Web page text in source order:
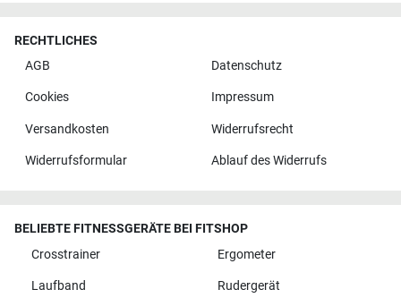
RECHTLICHES
AGB
Datenschutz
Cookies Impressum
Versandkosten Widerrufsrecht
Widerrufsformular Ablauf des Widerrufs
BELIEBTE FITNESSGERÄTE BEI FITSHOP
Crosstrainer
Ergometer
Laufband Rudergerät